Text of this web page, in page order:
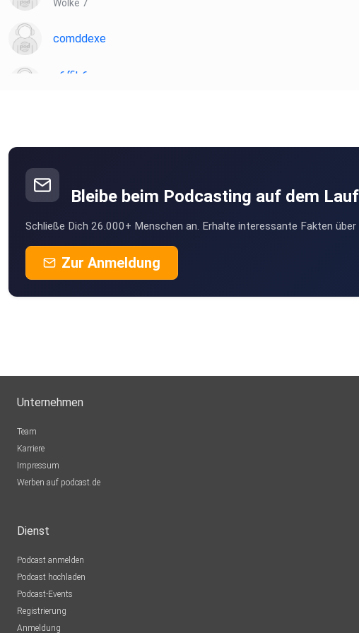
Wolke 7
comddexe
e6ffib6a
Liki
m1u8ofbn
Moers
Hank26
Martfeld
Bleibe beim Podcasting auf dem
Schließe Dich 26.000+ Menschen an. Erhalte interessante Fakten
Zur Anmeldung
Unternehmen
Team
Karriere
Impressum
Werben auf podcast.de
Dienst
Podcast anmelden
Podcast hochladen
Podcast-Events
Registrierung
Anmeldung